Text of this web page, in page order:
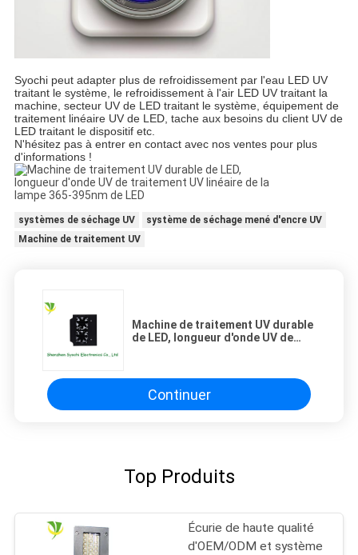
Syochi peut adapter plus de refroidissement par l'eau LED UV
traitant le système, le refroidissement à l'air LED UV traitant la
machine, secteur UV de LED traitant le système, équipement de
traitement linéaire UV de LED, tache aux besoins du client UV de
LED traitant le dispositif etc.
N'hésitez pas à entrer en contact avec nos ventes pour plus
d'informations !
systèmes de séchage UV
système de séchage mené d'encre UV
Machine de traitement UV
Machine de traitement UV durable
de LED, longueur d'onde UV de
Continuer
Top Produits
Écurie de haute qualité
d'OEM/ODM et système